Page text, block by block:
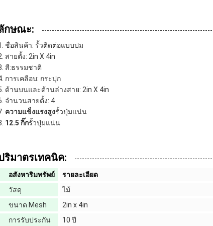
กษณะ:
ชื่อสินค้า: รั้วติดต่อแบบปม
สายตั้ง: 2in X 4in
สี:ธรรมชาติ
การเคลือบ: กระปุก
ด้านบนและด้านล่างสาย: 2in X 4in
จํานวนสายตั้ง: 4
ความแข็งแรงสูงรั้วปุ่มแน่น
12.5 กิ๊กรั้วปุ่มแน่น
ริมาตรเทคนิค:
อสังหาริมทรัพย์
รายละเอียด
วัสดุ
ไม้
ขนาด Mesh
2in x 4in
การรับประกัน
10 ปี